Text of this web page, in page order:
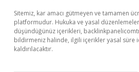
Sitemiz, kar amacı gütmeyen ve tamamen
platformudur. Hukuka ve yasal
düşündüğünüz içerikleri,
bildirmeniz halinde, ilgili içerikler yasal süre
kaldırılacaktır.